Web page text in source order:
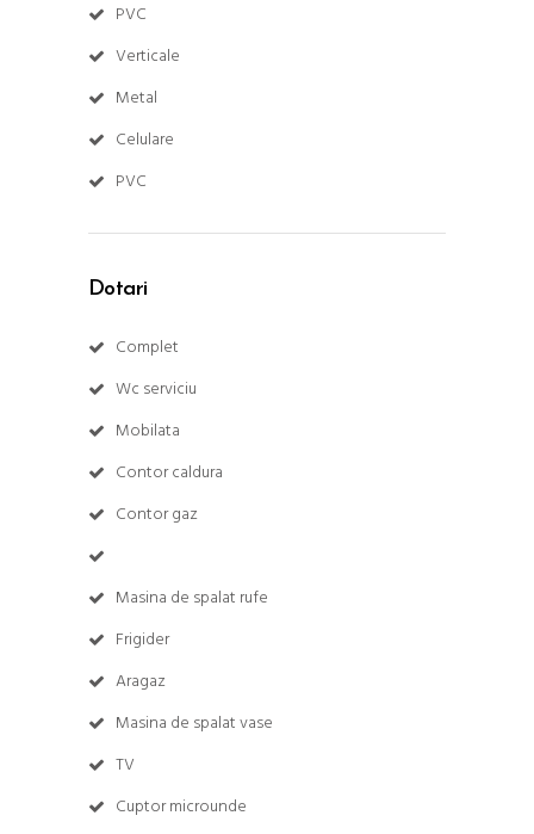
PVC
Verticale
Metal
Celulare
PVC
Dotari
Complet
Wc serviciu
Mobilata
Contor caldura
Contor gaz
Masina de spalat rufe
Frigider
Aragaz
Masina de spalat vase
TV
Cuptor microunde